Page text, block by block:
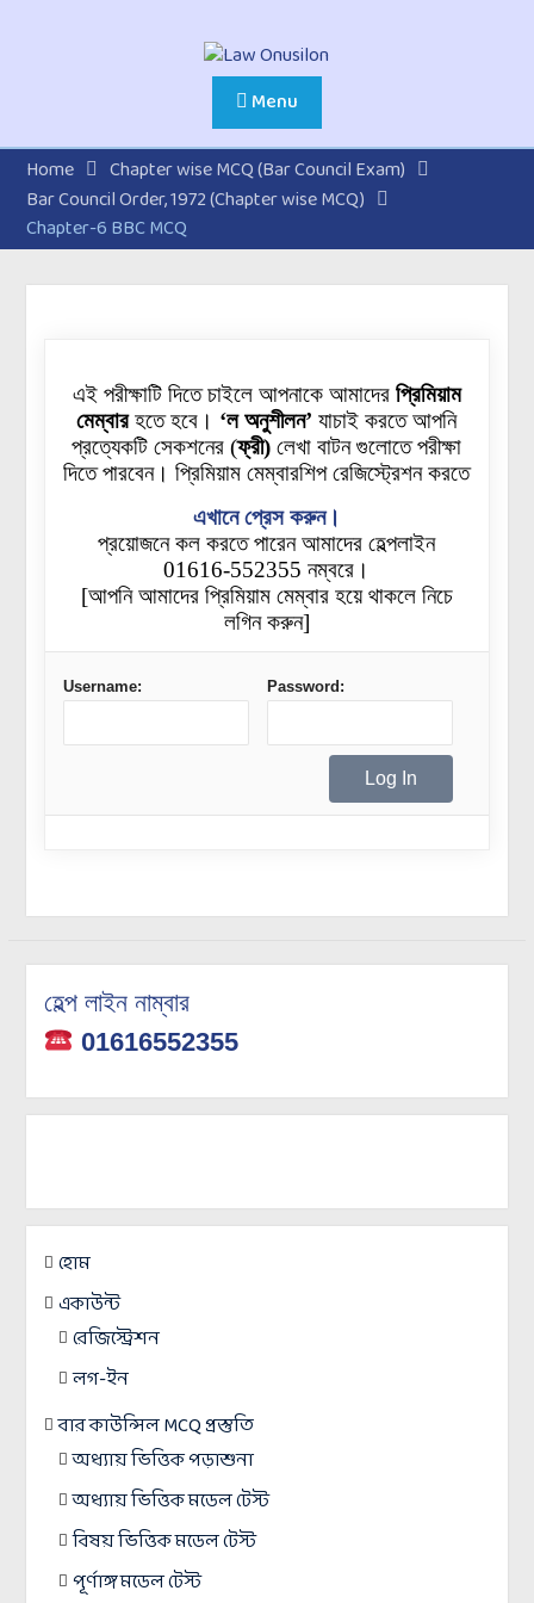
Menu
Home
Chapter wise MCQ (Bar Council Exam)
Bar Council Order, 1972 (Chapter wise MCQ)
Chapter-6 BBC MCQ
এই পরীক্ষাটি দিতে চাইলে আপনাকে আমাদের প্রিমিয়াম
মেম্বারহতে হবে। ‘ল অনুশীলন’ যাচাই করতে আপনি
প্রত্যেকটিসেকশনের (ফ্রী) লেখা বাটন গুলোতে পরীক্ষা
দিতে পারবেন। প্রিমিয়াম মেম্বারশিপ রেজিস্ট্রেশন করতে
এখানে প্রেস করুন।
প্রয়োজনে কল করতে পারেন আমাদের হেল্পলাইন
01616-552355 নম্বরে।
[আপনি আমাদের প্রিমিয়াম মেম্বার হয়ে থাকলে নিচে
লগিন করুন]
Username: Password:
হেল্প লাইন নাম্বার
01616552355
হোম
একাউন্ট
রেজিস্ট্রেশন
লগ-ইন
বার কাউন্সিল MCQ প্রস্তুতি
অধ্যায় ভিত্তিক পড়াশুনা
অধ্যায় ভিত্তিক মডেল টেস্ট
বিষয় ভিত্তিক মডেল টেস্ট
পূর্ণাঙ্গ মডেল টেস্ট